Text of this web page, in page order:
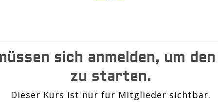
sich anmelden, um
zu starten.
Dieser Kurs ist nur für Mitglieder sichtbar.